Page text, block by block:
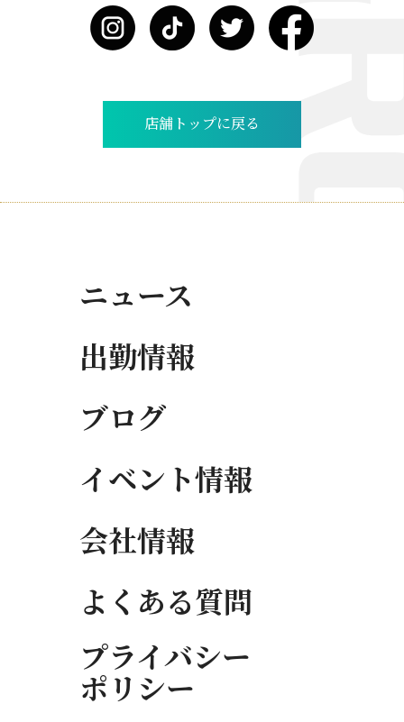
店舗トップに戻る
ニュース
出勤情報
ブログ
イベント情報
会社情報
よくある質問
プライバシー
ポリシー